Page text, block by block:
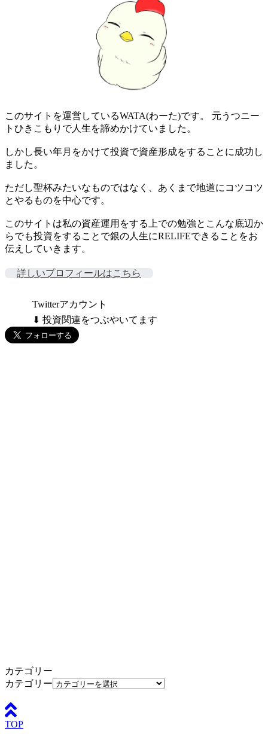
このサイトを運営しているWATA(わーた)です。 元うつニー
トひきこもりで人生を諦めかけていました。
しかし長い年月をかけて投資で資産形成をすることに成功し
ました。
ただし聖杯みたいなものではなく、あくまで地道にコツコツ
とやるものを中心です。
このサイトは私の資産運用をする上での勉強とこんな底辺か
らでも投資をすることで銀の人生にRELIFEできることをお
伝えしていきます。
詳しいプロフィールはこちら
Twitterアカウント
⬇ 投資関連をつぶやいてます
カテゴリー
カテゴリー
TOP